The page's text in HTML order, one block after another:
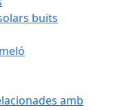
buits
amb